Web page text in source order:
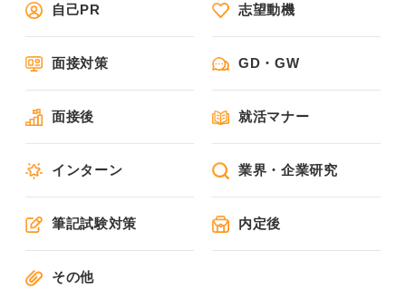
自己PR 志望動機
面接対策 GD・GW
面接後 就活マナー
インターン 業界・企業研究
筆記試験対策 内定後
その他